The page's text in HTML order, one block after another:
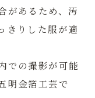
があるため、汚
きりした服が適
での撮影が可能
明金箔工芸で